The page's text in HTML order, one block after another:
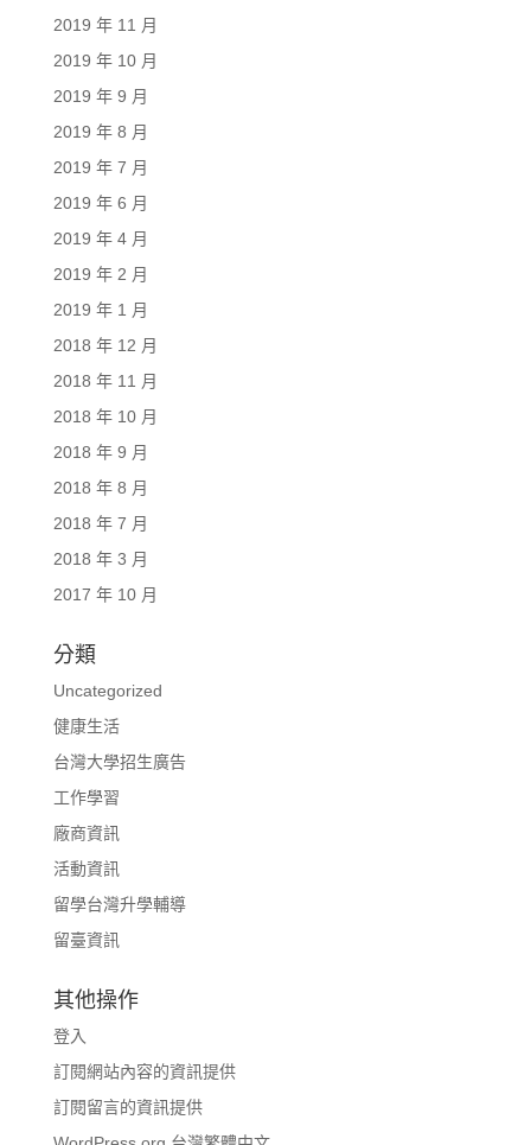
2019 年 11 月
2019 年 10 月
2019 年 9 月
2019 年 8 月
2019 年 7 月
2019 年 6 月
2019 年 4 月
2019 年 2 月
2019 年 1 月
2018 年 12 月
2018 年 11 月
2018 年 10 月
2018 年 9 月
2018 年 8 月
2018 年 7 月
2018 年 3 月
2017 年 10 月
分類
Uncategorized
健康生活
台灣大學招生廣告
工作學習
廠商資訊
活動資訊
留學台灣升學輔導
留臺資訊
其他操作
登入
訂閱網站內容的資訊提供
訂閱留言的資訊提供